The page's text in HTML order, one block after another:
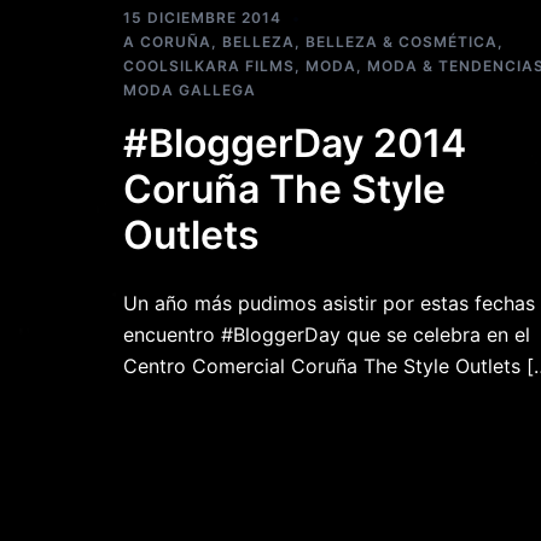
15 DICIEMBRE 2014
A CORUÑA, BELLEZA, BELLEZA & COSMÉTICA,
COOLSILKARA FILMS , MODA, MODA & TENDENCIAS
MODA GALLEGA
#BloggerDay 2014
Coruña The Style
Outlets
Un año más pudimos asistir por estas fechas
encuentro #BloggerDay que se celebra en el
Centro Comercial Coruña The Style Outlets